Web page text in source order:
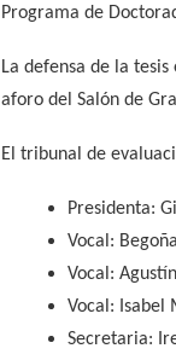
Programa de
La defensa de la
aforo del Salón de
El tribunal de
Presidenta:
Vocal:
Vocal:
Vocal: Isabel
Secretaria: